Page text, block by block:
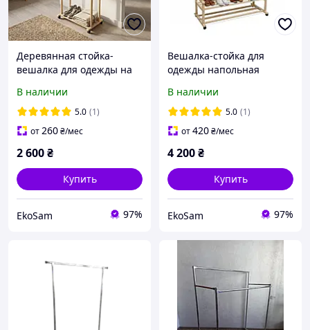
Деревянная стойка-
вешалка для одежды на
рейл для гардероба 185
см
В наличии
5.0 (1)
от260₴/мес
2 600₴
Купить
EkoSam 97%
Вешалка-стойка для
одежды напольная
рейл с полками на
колесах
В наличии
5.0 (1)
от420₴/мес
4 200₴
Купить
EkoSam 97%